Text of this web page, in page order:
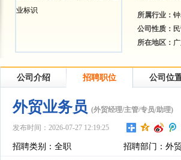
所属行业：
公司性质：
所在地区：
公司介绍 招聘职位 公司位
外贸业务员 (外贸经理/主管/专员/助理)
发布时间：2026-07-27 12:19:25
招聘类别：全职 招聘部门：外